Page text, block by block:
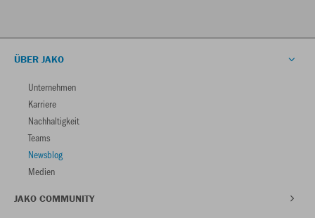
ÜBER JAKO
Unternehmen
Karriere
Nachhaltigkeit
Teams
Newsblog
Medien
JAKO COMMUNITY